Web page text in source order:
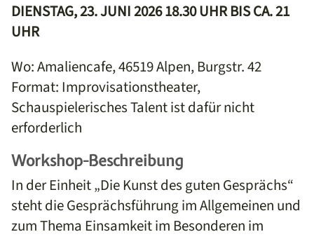
DIENSTAG, 23. JUNI 2026 18.30 UHR BIS CA. 21
UHR
Wo: Amaliencafe, 46519 Alpen, Burgstr. 42
Format: Improvisationstheater,
Schauspielerisches Talent ist dafür nicht
erforderlich
Workshop-Beschreibung
In der Einheit „Die Kunst des guten Gesprächs“
steht die Gesprächsführung im Allgemeinen und
zum Thema Einsamkeit im Besonderen im